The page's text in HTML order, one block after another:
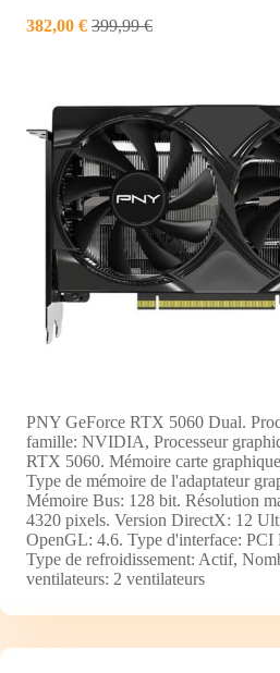
382,00 € 399,99 €
PNY GeForce RTX 5060 Dual.
famille: NVIDIA, Processeur
RTX 5060. Mémoire carte
Type de mémoire de l'adaptateur
Mémoire Bus: 128 bit. Résolution
4320 pixels. Version DirectX: 12
OpenGL: 4.6. Type d'interface: PCI
Type de refroidissement: Actif,
ventilateurs: 2 ventilateurs